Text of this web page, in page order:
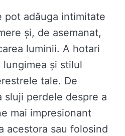
pot adăuga intimitate
și, de asemanat,
luminii. A hotari
și stilul
tale. De
sluji perdele despre a
mai impresionant
acestora sau folosind